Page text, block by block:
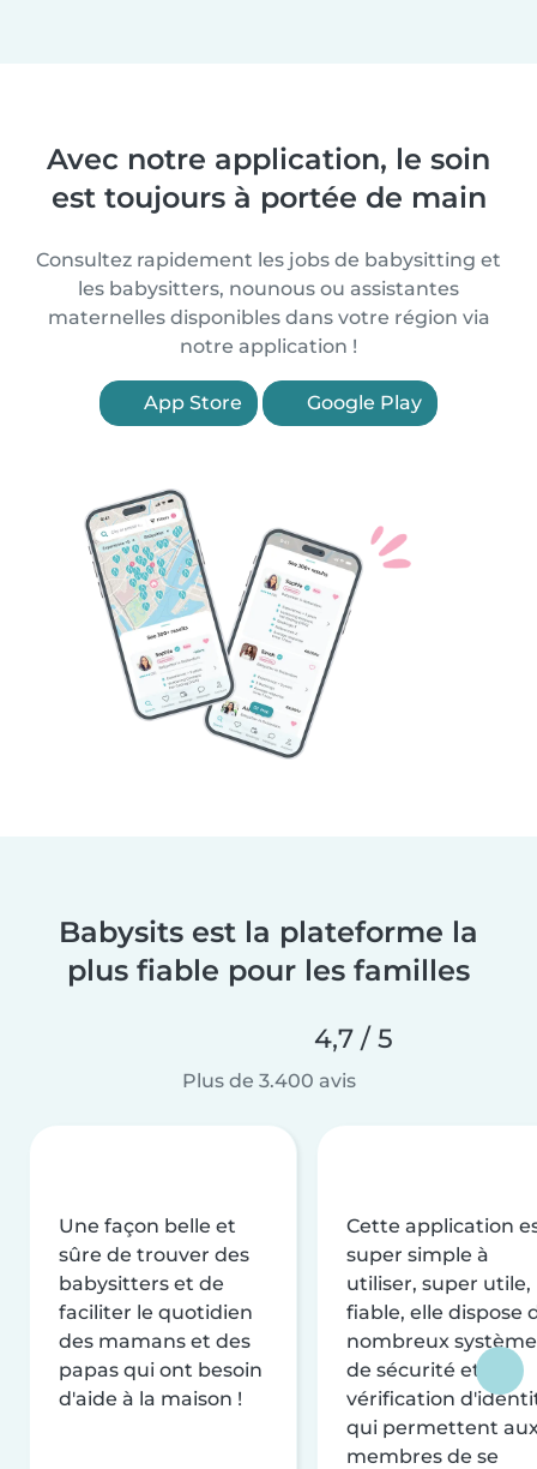
Avec notre application, le soin
est toujours à portée de main
Consultez rapidement les jobs de babysitting et
les babysitters, nounous ou assistantes
maternelles disponibles dans votre région via
notre application !
App Store Google Play
Babysits est la plateforme la
plus fiable pour les familles
4,7 / 5
Plus de 3.400 avis
Une façon belle et
sûre de trouver des
babysitters et de
faciliter le quotidien
des mamans et des
papas qui ont besoin
d'aide à la maison !
Cette application
super simple à
utiliser, super utile,
fiable, elle dispose
nombreux
de sécurité et de
vérification
qui permettent
membres de se